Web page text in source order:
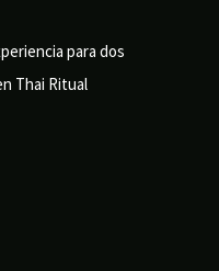
para dos
Thai Ritual